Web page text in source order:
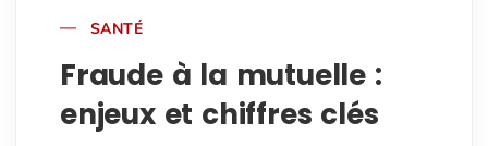
SANTÉ
Fraude à la mutuelle :
enjeux et chiffres clés